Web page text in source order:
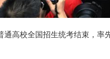
高校全国招生统考结束，率